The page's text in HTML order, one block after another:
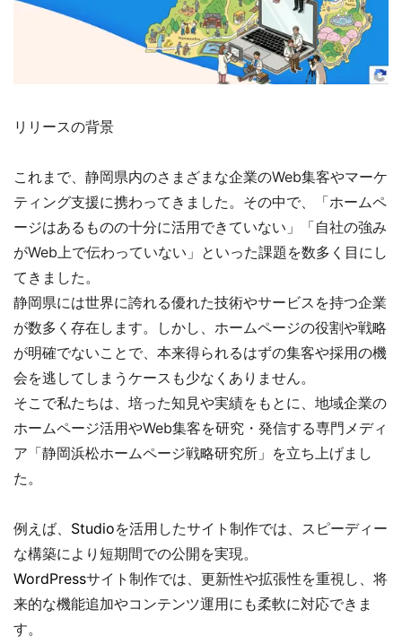
リリースの背景
これまで、静岡県内のさまざまな企業のWeb集客やマーケ
ティング支援に携わってきました。その中で、「ホームペ
ージはあるものの十分に活用できていない」「自社の強み
がWeb上で伝わっていない」といった課題を数多く目にし
てきました。
静岡県には世界に誇れる優れた技術やサービスを持つ企業
が数多く存在します。しかし、ホームページの役割や戦略
が明確でないことで、本来得られるはずの集客や採用の機
会を逃してしまうケースも少なくありません。
そこで私たちは、培った知見や実績をもとに、地域企業の
ホームページ活用やWeb集客を研究・発信する専門メディ
ア「静岡浜松ホームページ戦略研究所」を立ち上げまし
た。
例えば、 Studioを活用したサイト制作では、スピーディー
な構築により短期間での公開を実現。
WordPressサイト制作では、更新性や拡張性を重視し、将
来的な機能追加やコンテンツ運用にも柔軟に対応できま
す。